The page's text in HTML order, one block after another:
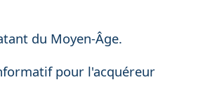
du Moyen-Âge.
pour l'acquéreur